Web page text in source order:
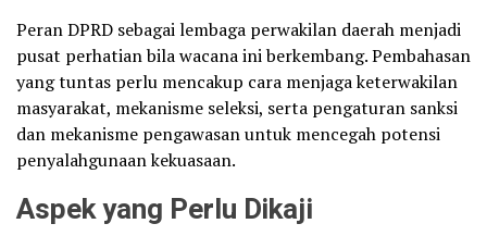
Peran DPRD sebagai lembaga perwakilan daerah menjadi
pusat perhatian bila wacana ini berkembang. Pembahasan
yang tuntas perlu mencakup cara menjaga keterwakilan
masyarakat, mekanisme seleksi, serta pengaturan sanksi
dan mekanisme pengawasan untuk mencegah potensi
penyalahgunaan kekuasaan.
Aspek yang Perlu Dikaji